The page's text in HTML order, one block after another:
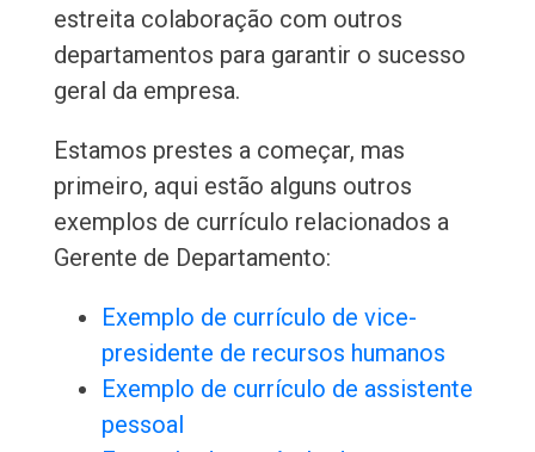
estreita colaboração com outros
departamentos para garantir o sucesso
geral da empresa.
Estamos prestes a começar, mas
primeiro, aqui estão alguns outros
exemplos de currículo relacionados a
Gerente de Departamento:
Exemplo de currículo de vice-
presidente de recursos humanos
Exemplo de currículo de assistente
pessoal